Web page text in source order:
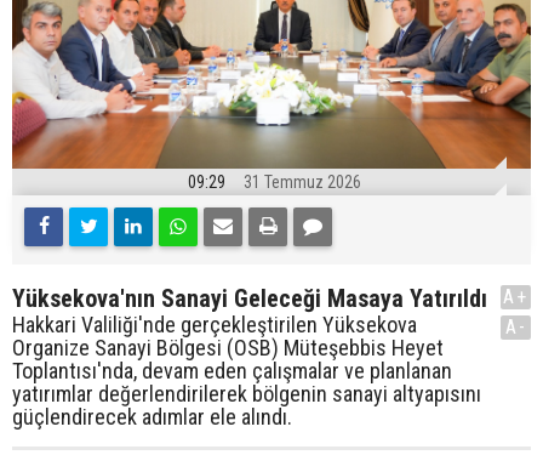
09:29 31 Temmuz 2026
Yüksekova'nın Sanayi Geleceği Masaya Yatırıldı
Hakkari Valiliği'nde gerçekleştirilen Yüksekova
Organize Sanayi Bölgesi (OSB) Müteşebbis Heyet
Toplantısı'nda, devam eden çalışmalar ve planlanan
yatırımlar değerlendirilerek bölgenin sanayi altyapısını
güçlendirecek adımlar ele alındı.
A+
A-